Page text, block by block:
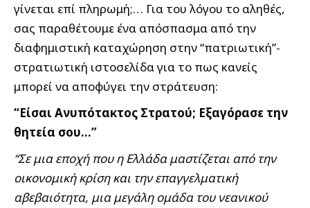
γίνεται επί πληρωμή;… Για του λόγου το αληθές,
σας παραθέτουμε ένα απόσπασμα από την
διαφημιστική καταχώρηση στην “πατριωτική”-
στρατιωτική ιστοσελίδα για το πως κανείς
μπορεί να αποφύγει την στράτευση:
“Είσαι Ανυπότακτος Στρατού; Εξαγόρασε την
θητεία σου…”
“Σε μια εποχή που η Ελλάδα μαστίζεται από την
οικονομική κρίση και την επαγγελματική
αβεβαιότητα, μια μεγάλη ομάδα του νεανικού